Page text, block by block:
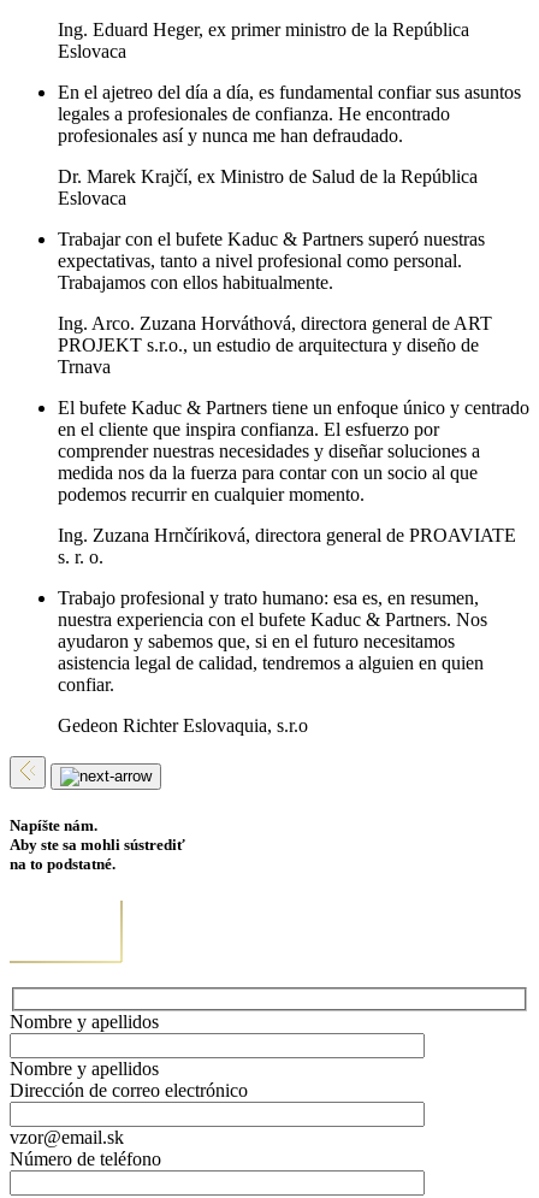
Ing. Eduard Heger, ex primer ministro de la República
Eslovaca
En el ajetreo del día a día, es fundamental confiar sus asuntos
legales a profesionales de confianza. He encontrado
profesionales así y nunca me han defraudado.
Dr. Marek Krajčí, ex Ministro de Salud de la República
Eslovaca
Trabajar con el bufete Kaduc & Partners superó nuestras
expectativas, tanto a nivel profesional como personal.
Trabajamos con ellos habitualmente.
Ing. Arco. Zuzana Horváthová, directora general de ART
PROJEKT s.r.o., un estudio de arquitectura y diseño de
Trnava
El bufete Kaduc & Partners tiene un enfoque único y centrado
en el cliente que inspira confianza. El esfuerzo por
comprender nuestras necesidades y diseñar soluciones a
medida nos da la fuerza para contar con un socio al que
podemos recurrir en cualquier momento.
Ing. Zuzana Hrnčíriková, directora general de PROAVIATE
s. r. o.
Trabajo profesional y trato humano: esa es, en resumen,
nuestra experiencia con el bufete Kaduc & Partners. Nos
ayudaron y sabemos que, si en el futuro necesitamos
asistencia legal de calidad, tendremos a alguien en quien
confiar.
Gedeon Richter Eslovaquia, s.r.o
Napíšte nám.
Aby ste sa mohli sústrediť
na to podstatné.
Nombre y apellidos
Nombre y apellidos
Dirección de correo electrónico
vzor@email.sk
Número de teléfono